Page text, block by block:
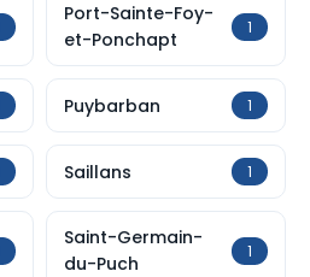
Port-Sainte-Foy-
et-Ponchapt
1
Puybarban 1
Saillans 1
Saint-Germain-
du-Puch
1